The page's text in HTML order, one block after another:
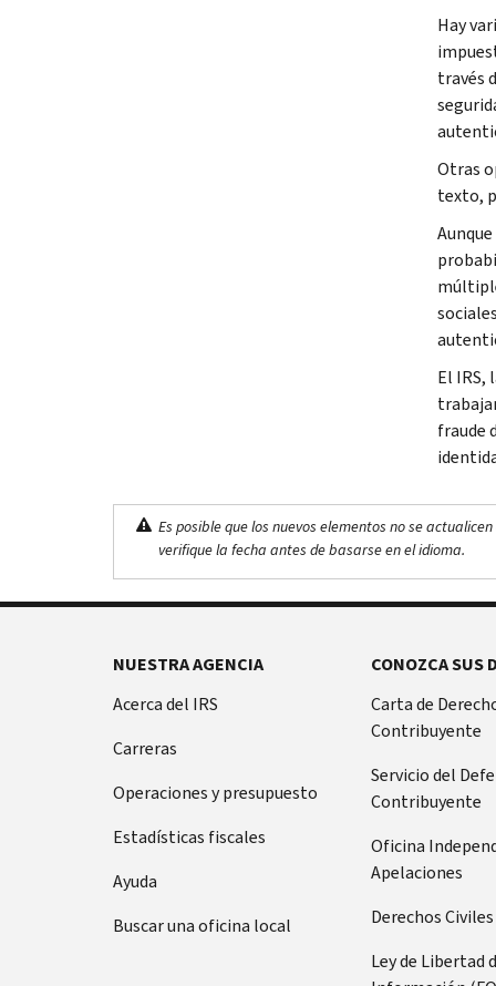
Hay
través
Otras
texto,
El
fraude
Es posible que los nuevos elementos no se
verifique la fecha antes de basarse en el idioma.
NUESTRA AGENCIA
Acerca del IRS
Carreras
Operaciones y presupuesto
Estadísticas fiscales
Ayuda
Buscar una oficina local
CONOZCA SUS
Carta de
Contribuyente
Servicio del
Contribuyente
Oficina
Apelaciones
Derechos Civiles
Ley de Libertad